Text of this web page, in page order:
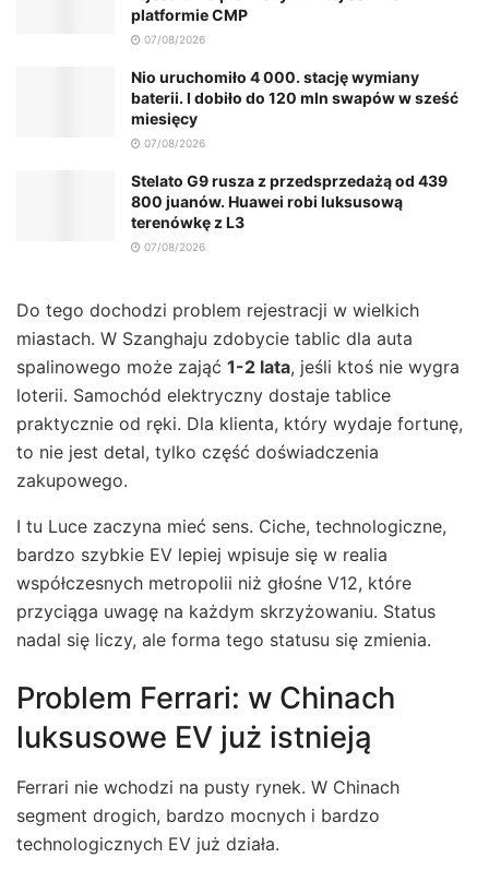
platformie CMP
07/08/2026
Nio uruchomiło 4 000. stację wymiany
baterii. I dobiło do 120 mln swapów w sześć
miesięcy
07/08/2026
Stelato G9 rusza z przedsprzedażą od 439
800 juanów. Huawei robi luksusową
terenówkę z L3
07/08/2026
Do tego dochodzi problem rejestracji w wielkich
miastach. W Szanghaju zdobycie tablic dla auta
spalinowego może zająć 1-2 lata, jeśli ktoś nie wygra
loterii. Samochód elektryczny dostaje tablice
praktycznie od ręki. Dla klienta, który wydaje fortunę,
to nie jest detal, tylko część doświadczenia
zakupowego.
I tu Luce zaczyna mieć sens. Ciche, technologiczne,
bardzo szybkie EV lepiej wpisuje się w realia
współczesnych metropolii niż głośne V12, które
przyciąga uwagę na każdym skrzyżowaniu. Status
nadal się liczy, ale forma tego statusu się zmienia.
Problem Ferrari: w Chinach
luksusowe EV już istnieją
Ferrari nie wchodzi na pusty rynek. W Chinach
segment drogich, bardzo mocnych i bardzo
technologicznych EV już działa.